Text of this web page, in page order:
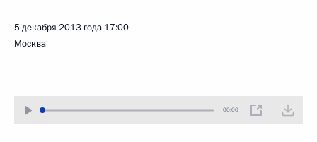
5 декабря 2013 года 17:00
Москва
00:00